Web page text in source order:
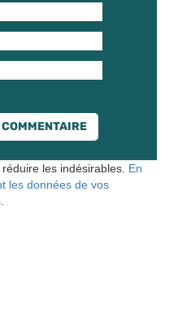
les indésirables. En
les données de vos